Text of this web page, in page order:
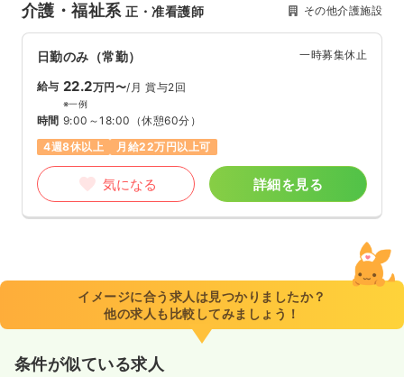
介護・福祉系正・准看護師 その他介護施設
日勤のみ（常勤） 一時募集休止
給与 22.2万円〜/月 賞与2回
※一例
時間 9:00～18:00 （休憩60分）
4週8休以上
月給22万円以上可
気になる 詳細を見る
イメージに合う求人は見つかりましたか？
他の求人も比較してみましょう！
条件が似ている求人